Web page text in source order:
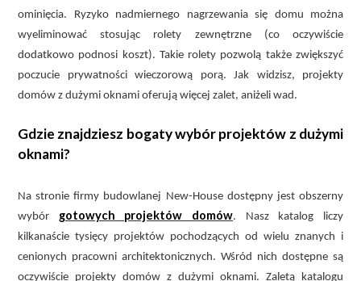
ominięcia. Ryzyko nadmiernego nagrzewania się domu można
wyeliminować stosując rolety zewnętrzne (co oczywiście
dodatkowo podnosi koszt). Takie rolety pozwolą także zwiększyć
poczucie prywatności wieczorową porą. Jak widzisz, projekty
domów z dużymi oknami oferują więcej zalet, aniżeli wad.
Gdzie znajdziesz bogaty wybór projektów z dużymi
oknami?
Na stronie firmy budowlanej New-House dostępny jest obszerny
wybór gotowych projektów domów. Nasz katalog liczy
kilkanaście tysięcy projektów pochodzących od wielu znanych i
cenionych pracowni architektonicznych. Wśród nich dostępne są
oczywiście projekty domów z dużymi oknami. Zaletą katalogu